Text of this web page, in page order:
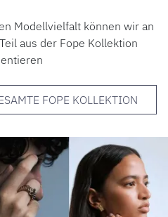
Modellvielfalt können wir an
aus der Fope Kollektion
FOPE KOLLEKTION